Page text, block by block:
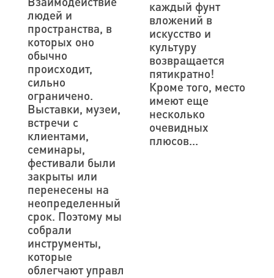
людей и
пространства, в
которых оно
обычно
происходит,
сильно
ограничено.
Выставки, музеи,
встречи с
клиентами,
семинары,
фестивали были
закрыты или
перенесены на
неопределенный
срок. Поэтому мы
собрали
инструменты,
которые
облегчают управл
каждый фунт
вложений в
искусство и
культуру
возвращается
пятикратно!
Кроме того, место
имеют еще
несколько
очевидных
плюсов...